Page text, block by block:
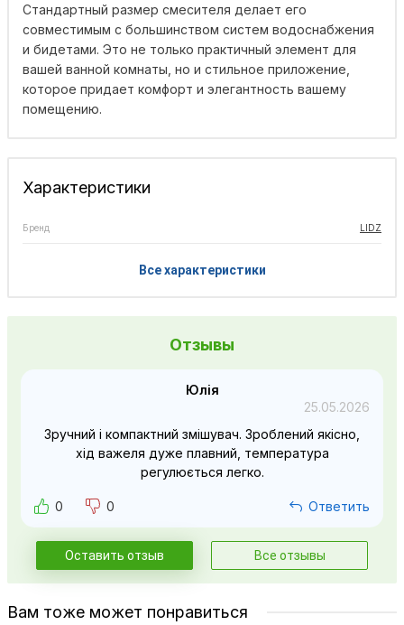
Стандартный размер смесителя делает его
совместимым с большинством систем водоснабжения
и бидетами. Это не только практичный элемент для
вашей ванной комнаты, но и стильное приложение,
которое придает комфорт и элегантность вашему
помещению.
Характеристики
Бренд LIDZ
Все характеристики
Отзывы
Юлія
25.05.2026
Зручний і компактний змішувач. Зроблений якісно,
хід важеля дуже плавний, температура
регулюється легко.
0 0 Ответить
Оставить отзыв Все отзывы
Вам тоже может понравиться